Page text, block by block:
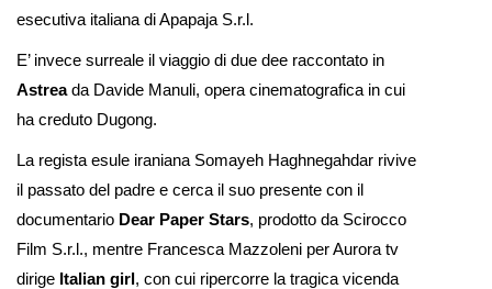
esecutiva italiana di Apapaja S.r.l.
E’ invece surreale il viaggio di due dee raccontato in
Astreada Davide Manuli, opera cinematografica in cui
ha creduto Dugong.
La regista esule iraniana Somayeh Haghnegahdar rivive
il passato del padre e cerca il suo presente con il
documentario Dear Paper Stars, prodotto da Scirocco
Film S.r.l., mentre Francesca Mazzoleni per Aurora tv
dirige Italian girl, con cui ripercorre la tragica vicenda